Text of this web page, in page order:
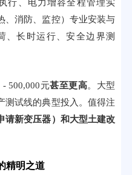
行、电力增容全程管理实
、消防、监控）专业安装与
、长时运行、安全边界测
- 500,000元甚至更高。大型
测试线的典型投入。值得注
请新变压器）和大型土建改
精明之道